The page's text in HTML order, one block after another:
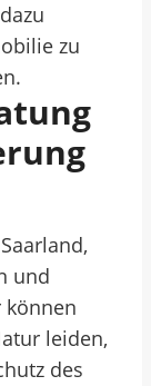
zu
und
können
leiden,
des